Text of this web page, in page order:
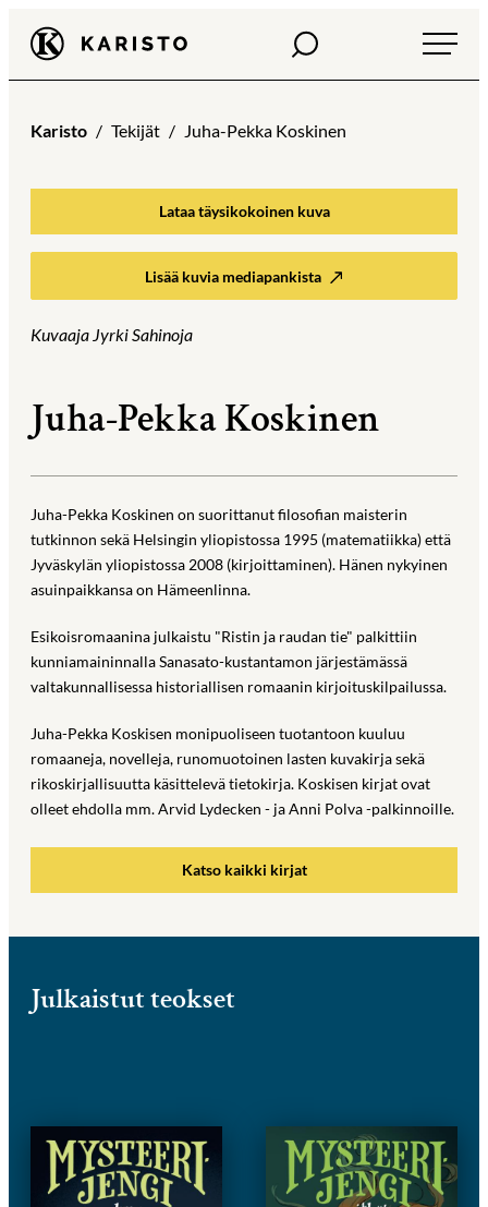
Siirry
suoraan
sisältöön
Karisto Haku
Karisto Tekijät Juha-Pekka Koskinen
Lataa täysikokoinen kuva
Lisää kuvia mediapankista
Kuvaaja Jyrki Sahinoja
Juha-Pekka Koskinen
Juha-Pekka Koskinen on suorittanut filosofian maisterin
tutkinnon sekä Helsingin yliopistossa 1995 (matematiikka) että
Jyväskylän yliopistossa 2008 (kirjoittaminen). Hänen nykyinen
asuinpaikkansa on Hämeenlinna.
Esikoisromaanina julkaistu "Ristin ja raudan tie" palkittiin
kunniamaininnalla Sanasato-kustantamon järjestämässä
valtakunnallisessa historiallisen romaanin kirjoituskilpailussa.
Juha-Pekka Koskisen monipuoliseen tuotantoon kuuluu
romaaneja, novelleja, runomuotoinen lasten kuvakirja sekä
rikoskirjallisuutta käsittelevä tietokirja. Koskisen kirjat ovat
olleet ehdolla mm. Arvid Lydecken - ja Anni Polva -palkinnoille.
Katso kaikki kirjat
Julkaistut teokset